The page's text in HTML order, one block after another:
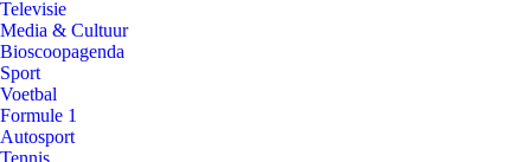
Televisie
Media & Cultuur
Bioscoopagenda
Sport
Voetbal
Formule 1
Autosport
Tennis